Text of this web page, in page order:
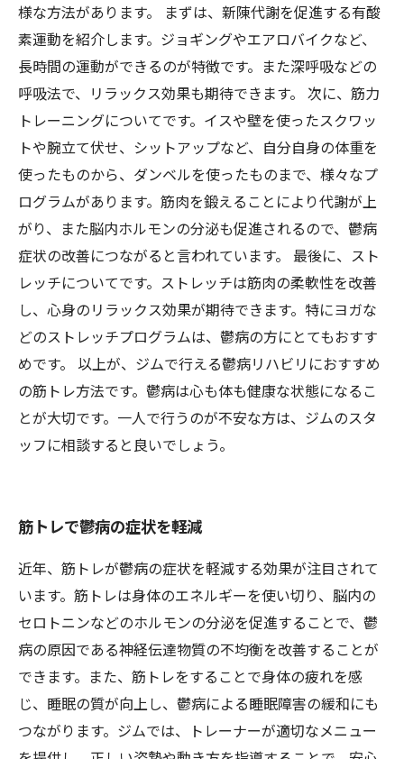
様な方法があります。 まずは、新陳代謝を促進する有酸
素運動を紹介します。ジョギングやエアロバイクなど、
長時間の運動ができるのが特徴です。また深呼吸などの
呼吸法で、リラックス効果も期待できます。 次に、筋力
トレーニングについてです。イスや壁を使ったスクワッ
トや腕立て伏せ、シットアップなど、自分自身の体重を
使ったものから、ダンベルを使ったものまで、様々なプ
ログラムがあります。筋肉を鍛えることにより代謝が上
がり、また脳内ホルモンの分泌も促進されるので、鬱病
症状の改善につながると言われています。 最後に、スト
レッチについてです。ストレッチは筋肉の柔軟性を改善
し、心身のリラックス効果が期待できます。特にヨガな
どのストレッチプログラムは、鬱病の方にとてもおすす
めです。 以上が、ジムで行える鬱病リハビリにおすすめ
の筋トレ方法です。鬱病は心も体も健康な状態になるこ
とが大切です。一人で行うのが不安な方は、ジムのスタ
ッフに相談すると良いでしょう。
筋トレで鬱病の症状を軽減
近年、筋トレが鬱病の症状を軽減する効果が注目されて
います。筋トレは身体のエネルギーを使い切り、脳内の
セロトニンなどのホルモンの分泌を促進することで、鬱
病の原因である神経伝達物質の不均衡を改善することが
できます。また、筋トレをすることで身体の疲れを感
じ、睡眠の質が向上し、鬱病による睡眠障害の緩和にも
つながります。ジムでは、トレーナーが適切なメニュー